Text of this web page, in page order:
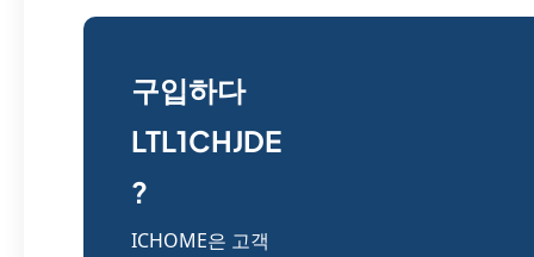
구입하다
LTL1CHJDE
?
ICHOME은 고객